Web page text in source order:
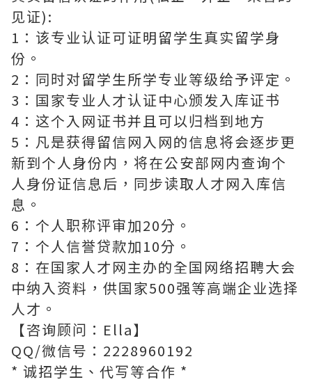
见证):
1：该专业认证可证明留学生真实留学身
份。
2：同时对留学生所学专业等级给予评定。
3：国家专业人才认证中心颁发入库证书
4：这个入网证书并且可以归档到地方
5：凡是获得留信网入网的信息将会逐步更
新到个人身份内，将在公安部网内查询个
人身份证信息后，同步读取人才网入库信
息。
6：个人职称评审加20分。
7：个人信誉贷款加10分。
8：在国家人才网主办的全国网络招聘大会
中纳入资料，供国家500强等高端企业选择
人才。
【咨询顾问：Ella】
QQ/微信号：2228960192
* 诚招学生、代写等合作 *